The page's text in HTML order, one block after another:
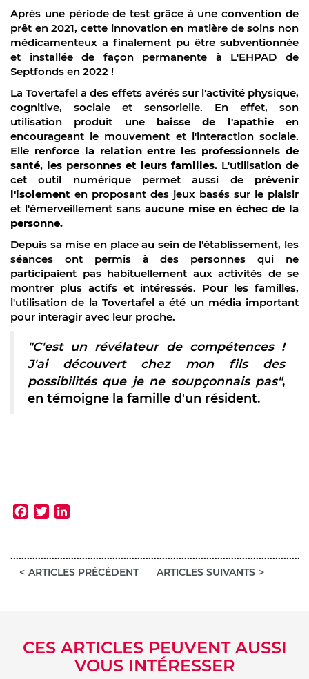
Après une période de test grâce à une convention de
prêt en 2021, cette innovation en matière de soins non
médicamenteux a finalement pu être subventionnée
et installée de façon permanente à L'EHPAD de
Septfonds en 2022 !
La Tovertafel a des effets avérés sur l'activité physique,
cognitive, sociale et sensorielle. En effet, son
utilisation produit une baisse de l'apathieen
encourageant le mouvement et l'interaction sociale.
Elle renforce la relation entre les professionnels de
santé, les personnes et leurs familles. L'utilisation de
cet outil numérique permet aussi de prévenir
l'isolement en proposant des jeux basés sur le plaisir
et l'émerveillement sans aucune mise en échec de la
personne.
Depuis sa mise en place au sein de l'établissement, les
séances ont permis à des personnes qui ne
participaient pas habituellement aux activités de se
montrer plus actifs et intéressés. Pour les familles,
l'utilisation de la Tovertafel a été un média important
pour interagir avec leur proche.
"C'est un révélateur de compétences !
J'ai découvert chez mon fils des
possibilités que je ne soupçonnais pas",
en témoigne la famille d'un résident.
Facebook
Twitter
ARTICLES PRÉCÉDENT ARTICLES SUIVANTS
CES ARTICLES PEUVENT AUSSI
VOUS INTÉRESSER